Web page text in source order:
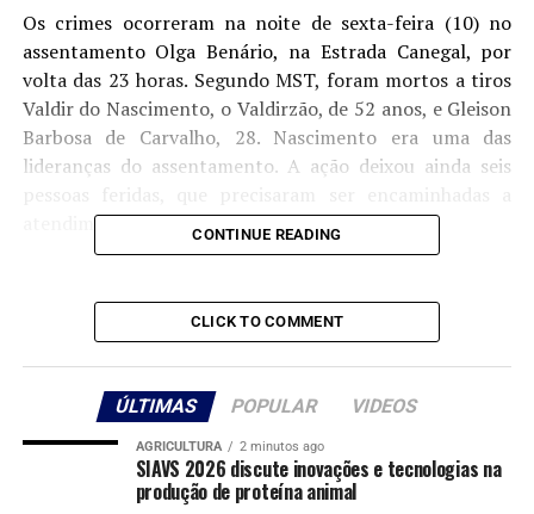
Os crimes ocorreram na noite de sexta-feira (10) no
assentamento Olga Benário, na Estrada Canegal, por
volta das 23 horas. Segundo MST, foram mortos a tiros
Valdir do Nascimento, o Valdirzão, de 52 anos, e Gleison
Barbosa de Carvalho, 28. Nascimento era uma das
lideranças do assentamento. A ação deixou ainda seis
atendimento hospitalar.
mentor intelectual do crime, é conhecido como Nero do
Piseiro e já tinha passagem criminal por porte ilegal de
arma de fogo. Ele foi reconhecido por testemunhas que
viram os criminosos chegando ao local em carros e
O caso foi registrado na Delegacia Seccional de Taubaté
como homicídio, tentativa de homicídio e porte ilegal de
CONTINUE READING
CLICK TO COMMENT
ÚLTIMAS POPULAR VIDEOS
AGRICULTURA 2 minutos ago
SIAVS 2026 discute inovações e tecnologias na
produção de proteína animal